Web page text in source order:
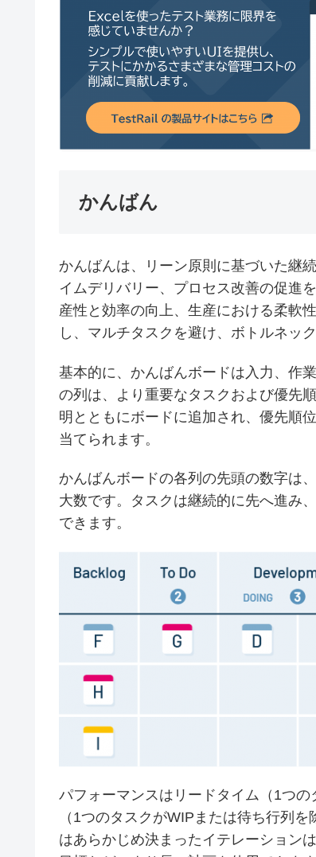
かんばん
かんばんは、リーン原則に基づいた継
イムデリバリー、プロセス改善の促進
産性と効率の向上、生産における柔軟
し、マルチタスクを避け、ボトルネッ
基本的に、かんばんボードは入力、作
の列は、より重要なタスクおよび優先
明とともにボードに追加され、優先順
当てられます。
かんばんボードの各列の先頭の数字は
大数です。タスクは継続的に先へ進み
できます。
パフォーマンスはリードタイム（1つ
（1つのタスクがWIPまたは待ち行列
はあらかじめ決まったイテレーション